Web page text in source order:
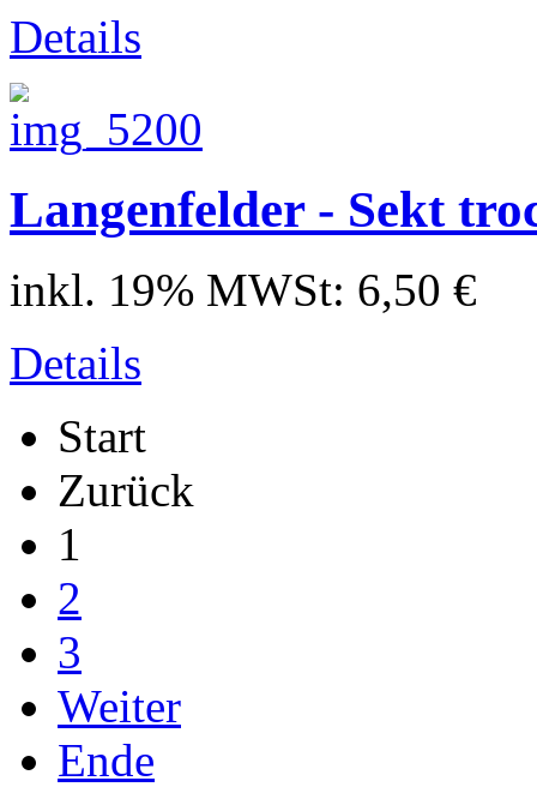
Details
Langenfelder - Sekt
inkl. 19% MWSt: 6,50 €
Details
Start
Zurück
1
2
3
Weiter
Ende